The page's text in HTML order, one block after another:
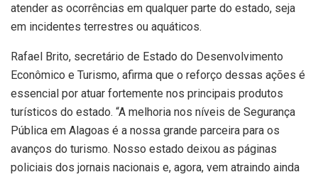
atender as ocorrências em qualquer parte do estado, seja
em incidentes terrestres ou aquáticos.
Rafael Brito, secretário de Estado do Desenvolvimento
Econômico e Turismo, afirma que o reforço dessas ações é
essencial por atuar fortemente nos principais produtos
turísticos do estado. “A melhoria nos níveis de Segurança
Pública em Alagoas é a nossa grande parceira para os
avanços do turismo. Nosso estado deixou as páginas
policiais dos jornais nacionais e, agora, vem atraindo ainda